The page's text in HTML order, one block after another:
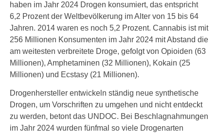
haben im Jahr 2024 Drogen konsumiert, das entspricht
6,2 Prozent der Weltbevölkerung im Alter von 15 bis 64
Jahren. 2014 waren es noch 5,2 Prozent. Cannabis ist mit
256 Millionen Konsumenten im Jahr 2024 mit Abstand die
am weitesten verbreitete Droge, gefolgt von Opioiden (63
Millionen), Amphetaminen (32 Millionen), Kokain (25
Millionen) und Ecstasy (21 Millionen).
Drogenhersteller entwickeln ständig neue synthetische
Drogen, um Vorschriften zu umgehen und nicht entdeckt
zu werden, betont das UNDOC. Bei Beschlagnahmungen
im Jahr 2024 wurden fünfmal so viele Drogenarten